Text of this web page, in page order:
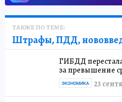
ТАКЖЕ ПО ТЕМЕ:
Штрафы, ПДД,
ГИБДД
за превышение
23
ЭКОНОМИКА